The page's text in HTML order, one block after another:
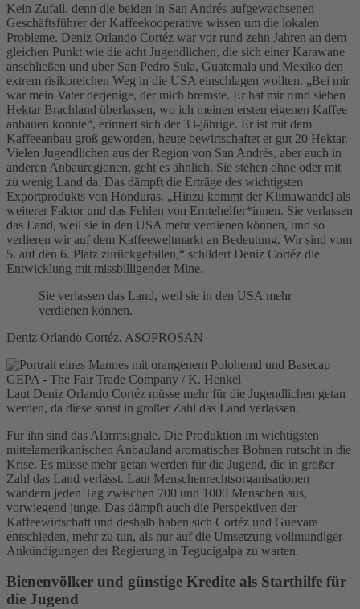
Kein Zufall, denn die beiden in San Andrés aufgewachsenen
Geschäftsführer der Kaffeekooperative wissen um die lokalen
Probleme. Deniz Orlando Cortéz war vor rund zehn Jahren an dem
gleichen Punkt wie die acht Jugendlichen, die sich einer Karawane
anschließen und über San Pedro Sula, Guatemala und Mexiko den
extrem risikoreichen Weg in die USA einschlagen wollten. „Bei mir
war mein Vater derjenige, der mich bremste. Er hat mir rund sieben
Hektar Brachland überlassen, wo ich meinen ersten eigenen Kaffee
anbauen konnte“, erinnert sich der 33-jährige. Er ist mit dem
Kaffeeanbau groß geworden, heute bewirtschaftet er gut 20 Hektar.
Vielen Jugendlichen aus der Region von San Andrés, aber auch in
anderen Anbauregionen, geht es ähnlich. Sie stehen ohne oder mit
zu wenig Land da. Das dämpft die Erträge des wichtigsten
Exportprodukts von Honduras. „Hinzu kommt der Klimawandel als
weiterer Faktor und das Fehlen von Erntehelfer*innen. Sie verlassen
das Land, weil sie in den USA mehr verdienen können, und so
verlieren wir auf dem Kaffeeweltmarkt an Bedeutung. Wir sind vom
5. auf den 6. Platz zurückgefallen,“ schildert Deniz Cortéz die
Entwicklung mit missbilligender Mine.
Sie verlassen das Land, weil sie in den USA mehr
verdienen können.
Deniz Orlando Cortéz, ASOPROSAN
GEPA - The Fair Trade Company / K. Henkel
Laut Deniz Orlando Cortéz müsse mehr für die Jugendlichen getan
werden, da diese sonst in großer Zahl das Land verlassen.
Für ihn sind das Alarmsignale. Die Produktion im wichtigsten
mittelamerikanischen Anbauland aromatischer Bohnen rutscht in die
Krise. Es müsse mehr getan werden für die Jugend, die in großer
Zahl das Land verlässt. Laut Menschenrechtsorganisationen
wandern jeden Tag zwischen 700 und 1000 Menschen aus,
vorwiegend junge. Das dämpft auch die Perspektiven der
Kaffeewirtschaft und deshalb haben sich Cortéz und Guevara
entschieden, mehr zu tun, als nur auf die Umsetzung vollmundiger
Ankündigungen der Regierung in Tegucigalpa zu warten.
Bienenvölker und günstige Kredite als Starthilfe für
die Jugend